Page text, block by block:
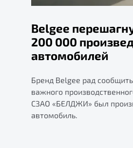
Belgee
200 000
автомобилей
Бренд Belgee рад
важного
СЗАО «БЕЛДЖИ» был
автомобиль.